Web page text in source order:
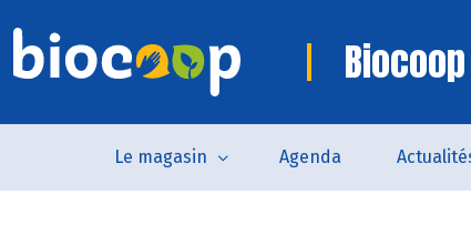
Le magasin Agenda